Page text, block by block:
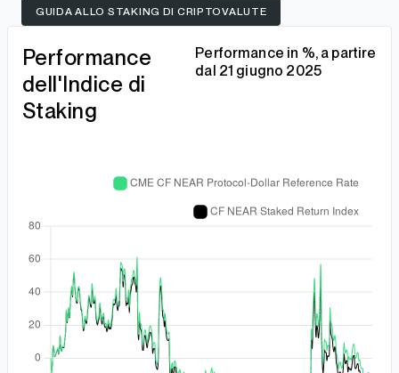
GUIDA ALLO STAKING DI CRIPTOVALUTE
Performance
dell'Indice di
Staking
Performance in %, a partire
dal 21 giugno 2025